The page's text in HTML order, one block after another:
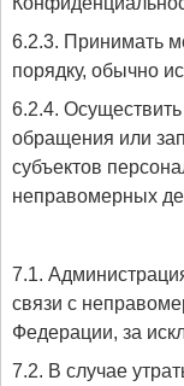
6.2.3. Принимать
порядку, обычно
6.2.4.
обращения или
субъектов
неправомерных
7.1.
связи с
Федерации, за
7.2. В случае